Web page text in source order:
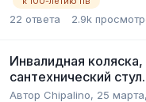
22 ответа 2.9k
Инвалидная
сантехнический стул.
Автор Chipalino, 25